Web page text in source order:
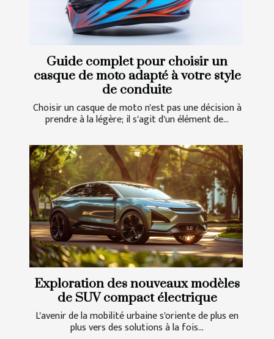
Guide complet pour choisir un
casque de moto adapté à votre style
de conduite
Choisir un casque de moto n'est pas une décision à
prendre à la légère; il s'agit d'un élément de...
Exploration des nouveaux modèles
de SUV compact électrique
L'avenir de la mobilité urbaine s'oriente de plus en
plus vers des solutions à la fois...